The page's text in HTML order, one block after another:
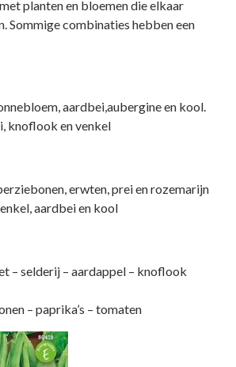
planten en bloemen die elkaar
Sommige combinaties hebben een
aardbei,aubergine en kool.
knoflook en venkel
erwten, prei en rozemarijn
aardbei en kool
– selderij – aardappel – knoflook
– paprika’s – tomaten